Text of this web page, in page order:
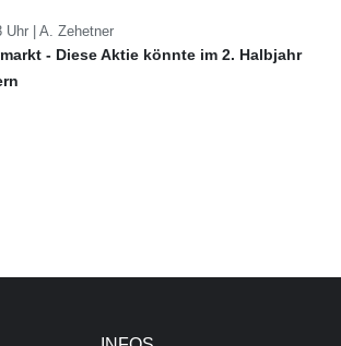
| A. Zehetner
- Diese Aktie könnte im 2. Halbjahr